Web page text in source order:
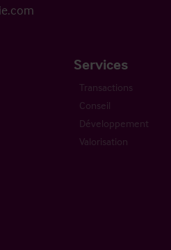
Services
Transactions
Conseil
Développement
Valorisation